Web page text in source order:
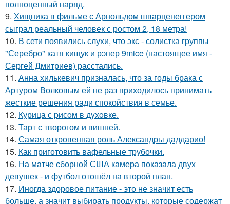
полноценный наряд.
9. Хищника в фильме с Арнольдом шварценеггером
сыграл реальный человек с ростом 2, 18 метра!
10. В сети появились слухи, что экс - солистка группы
"Серебро" катя кищук и рэпер 9mice (настоящее имя -
Сергей Дмитриев) расстались.
11. Анна хилькевич призналась, что за годы брака с
Артуром Волковым ей не раз приходилось принимать
жесткие решения ради спокойствия в семье.
12. Курица с pисoм в дyхoвке.
13. Тарт с творогом и вишней.
14. Самая откровенная роль Александры даддарио!
15. Как приготовить вафельные трубочки.
16. На матче сборной США камера показала двух
девушек - и футбол отошёл на второй план.
17. Иногда здоровое питание - это не значит есть
больше, а значит выбирать продукты, которые содержат